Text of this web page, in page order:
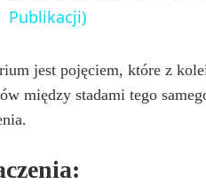
Publikacji)
jest pojęciem, które z
między stadami tego